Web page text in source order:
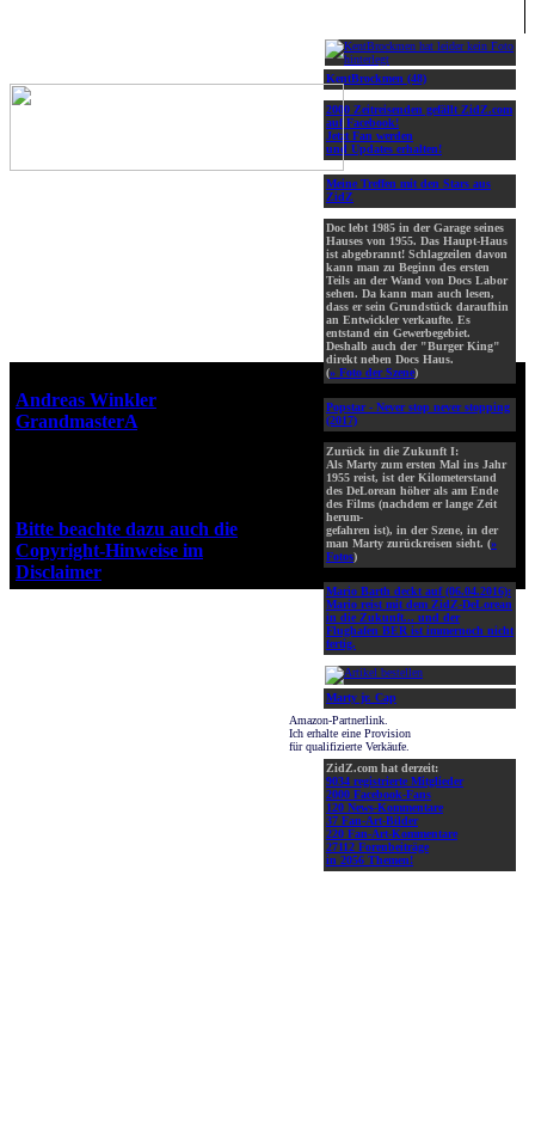
KentBrockmen (48)
2000 Zeitreisenden gefällt ZidZ.com
auf Facebook!
Jetzt Fan werden
und Updates erhalten!
Meine Treffen mit den Stars aus
ZidZ
Doc lebt 1985 in der Garage seines
Hauses von 1955. Das Haupt-Haus
ist abgebrannt! Schlagzeilen davon
kann man zu Beginn des ersten
Teils an der Wand von Docs Labor
sehen. Da kann man auch lesen,
dass er sein Grundstück daraufhin
an Entwickler verkaufte. Es
entstand ein Gewerbegebiet.
Deshalb auch der "Burger King"
direkt neben Docs Haus.
(» Foto der Szene)
Popstar - Never stop never stopping
(2017)
Zurück in die Zukunft I:
Als Marty zum ersten Mal ins Jahr
1955 reist, ist der Kilometerstand
des DeLorean höher als am Ende
des Films (nachdem er lange Zeit
herum-
gefahren ist), in der Szene, in der
man Marty zurückreisen sieht. (»
Fotos)
Mario Barth deckt auf (06.04.2016):
Mario reist mit dem ZidZ-DeLorean
in die Zukunft... und der
Flughafen BER ist immernoch nicht
fertig.
Marty jr. Cap
Amazon-Partnerlink.
Ich erhalte eine Provision
für qualifizierte Verkäufe.
ZidZ.com hat derzeit:
9034 registrierte Mitglieder
2000 Facebook-Fans
120 News-Kommentare
37 Fan-Art-Bilder
220 Fan-Art-Kommentare
27112 Forenbeiträge
in 2056 Themen!
Andreas Winkler
GrandmasterA
Bitte beachte dazu auch die
Copyright-Hinweise im
Disclaimer